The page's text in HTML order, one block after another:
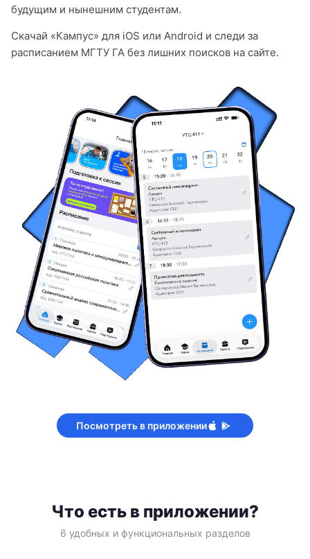
будущим и нынешним студентам.
Скачай «Кампус» для iOS или Android и следи за
расписанием МГТУ ГА без лишних поисков на сайте.
Посмотреть в приложении
Что есть в приложении?
6 удобных и функциональных разделов